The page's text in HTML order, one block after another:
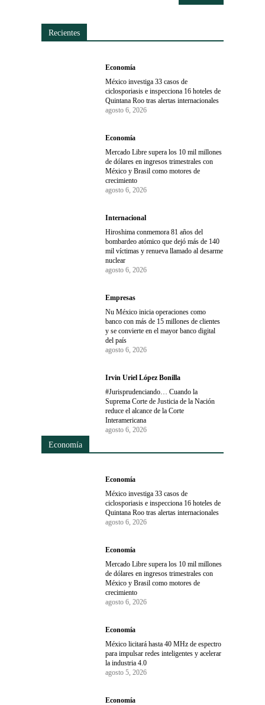
Recientes
Economía
México investiga 33 casos de
ciclosporiasis e inspecciona 16 hoteles de
Quintana Roo tras alertas internacionales
agosto 6, 2026
Economía
Mercado Libre supera los 10 mil millones
de dólares en ingresos trimestrales con
México y Brasil como motores de
crecimiento
agosto 6, 2026
Internacional
Hiroshima conmemora 81 años del
bombardeo atómico que dejó más de 140
mil víctimas y renueva llamado al desarme
nuclear
agosto 6, 2026
Empresas
Nu México inicia operaciones como
banco con más de 15 millones de clientes
y se convierte en el mayor banco digital
del país
agosto 6, 2026
Irvin Uriel López Bonilla
#Jurisprudenciando… Cuando la
Suprema Corte de Justicia de la Nación
reduce el alcance de la Corte
Interamericana
agosto 6, 2026
Economía
Economía
México investiga 33 casos de
ciclosporiasis e inspecciona 16 hoteles de
Quintana Roo tras alertas internacionales
agosto 6, 2026
Economía
Mercado Libre supera los 10 mil millones
de dólares en ingresos trimestrales con
México y Brasil como motores de
crecimiento
agosto 6, 2026
Economía
México licitará hasta 40 MHz de espectro
para impulsar redes inteligentes y acelerar
la industria 4.0
agosto 5, 2026
Economía